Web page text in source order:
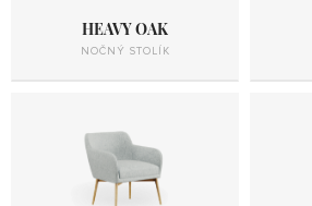
HEAVY OAK
NOČNÝ STOLÍK